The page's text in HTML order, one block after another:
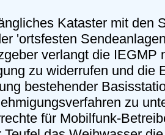
Kataster mit den
'ortsfesten
verlangt die IEGMP
zu widerrufen und die
bestehender
zu
für Mobilfunk-